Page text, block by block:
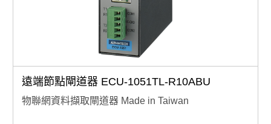
遠端節點閘道器 ECU-1051TL-R10ABU
物聯網資料擷取閘道器 Made in Taiwan